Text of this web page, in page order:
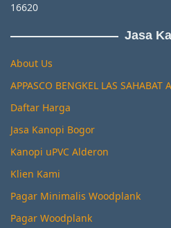
16620
Jasa
About Us
APPASCO BENGKEL LAS SAHABAT
Daftar Harga
Jasa Kanopi Bogor
Kanopi uPVC Alderon
Klien Kami
Pagar Minimalis Woodplank
Pagar Woodplank